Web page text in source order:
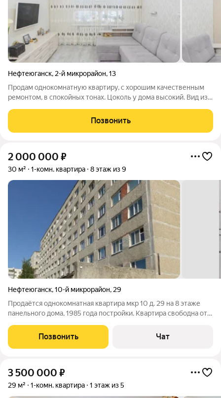
Нефтеюганск, 2-й микрорайон,13
Продам однокомнатную кваpтиру, с хорошим качественным
ремонтом, в спокойных тонах. Цоколь у дома высокий. Вид из
подарок новым собственникам. Классная, теплая, уютная, с
хорошей локацией, всё
Позвонить
2 000 000 ₽
30 м² 1-комн. квартира 8 этаж из 9
Нефтеюганск,10-й микрорайон, 29
Продаётся однокомнатная квартира мкр 10 д. 29 на 8 этаже
панельного дома, 1985 года постройки. Квартира свободна от
на которого есть решение суда о выселении.
Позвонить Чат
3 500 000 ₽
29 м² 1-комн. квартира 1 этаж из 5